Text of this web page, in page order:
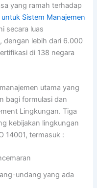
yang ramah terhadap
Sistem Manajemen
secara luas
dengan lebih dari 6.000
di 138 negara
utama yang
bagi formulasi dan
Lingkungan. Tiga
kebijakan lingkungan
14001, termasuk :
undang yang ada